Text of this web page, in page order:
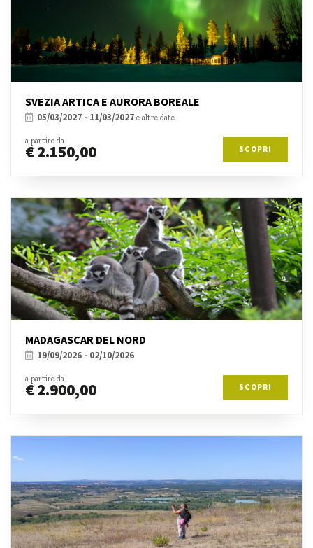
SVEZIA ARTICA E AURORA BOREALE
05/03/2027 - 11/03/2027e altre date
a partire da
€ 2.150,00 SCOPRI
MADAGASCAR DEL NORD
19/09/2026 - 02/10/2026
a partire da
€ 2.900,00 SCOPRI